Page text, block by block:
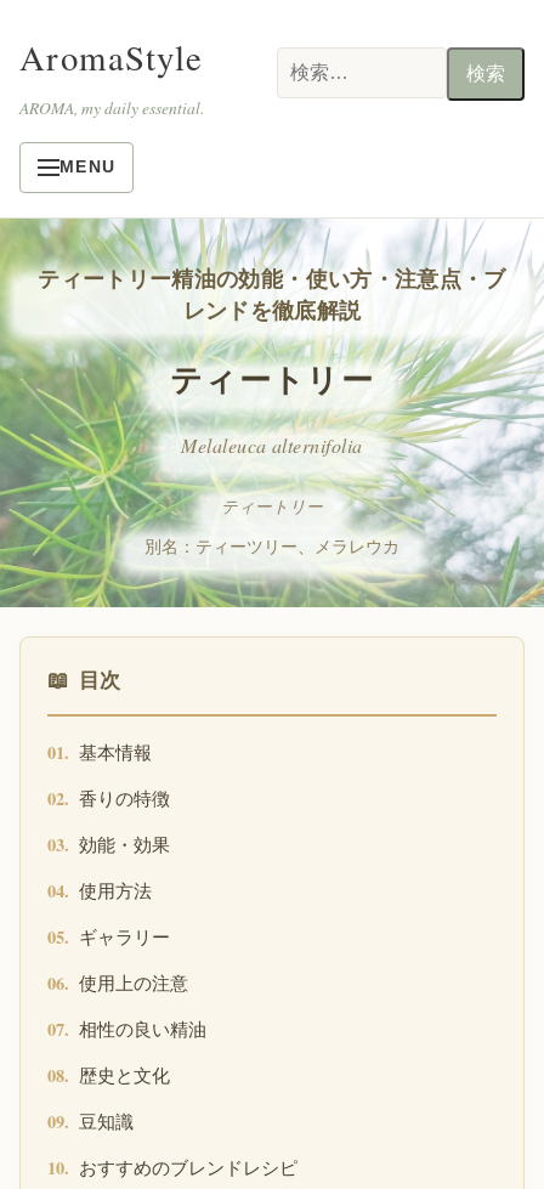
AromaStyle
AROMA, my daily essential.
MENU
検
索:
ティートリー精油の効能・使い方・注意点・ブ
レンドを徹底解説
ティートリー
Melaleuca alternifolia
ティートリー
別名：ティーツリー、メラレウカ
目次
基本情報
香りの特徴
効能・効果
使用方法
ギャラリー
使用上の注意
相性の良い精油
歴史と文化
豆知識
おすすめのブレンドレシピ